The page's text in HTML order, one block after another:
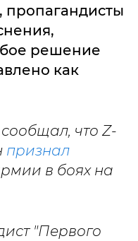
пропагандисты
решение
как
сообщал, что Z-
признал
в боях на
"Первого